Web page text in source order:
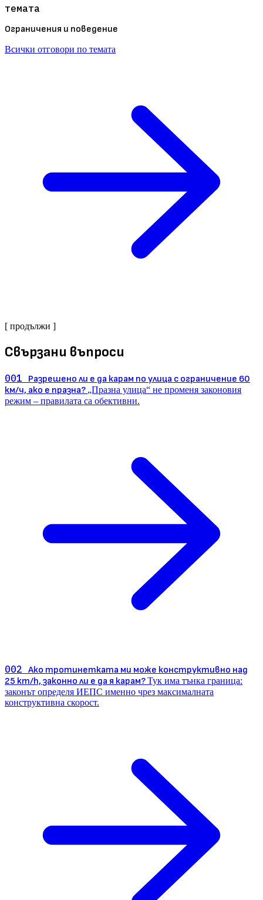
темата
Ограничения и поведение
Всички отговори по темата
[ продължи ]
Свързани въпроси
001 Разрешено ли е да карам по улица с ограничение 60
км/ч, ако е празна? „Празна улица“ не променя законовия
режим – правилата са обективни.
002 Ако тротинетката ми може конструктивно над
25 km/h, законно ли е да я карам?Тук има тънка граница:
законът определя ИЕПС именно чрез максималната
конструктивна скорост.